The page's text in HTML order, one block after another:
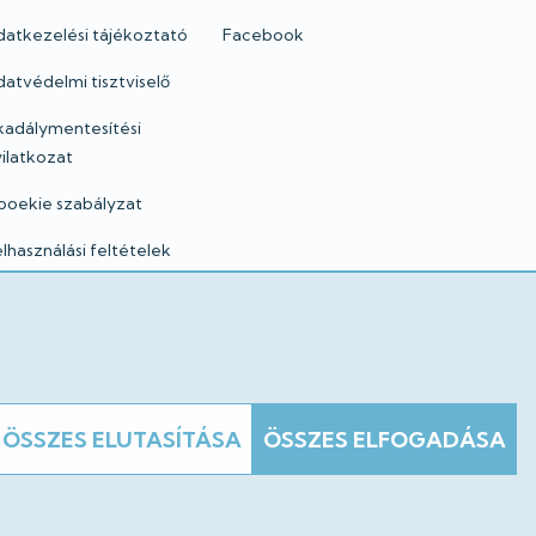
ÖSSZES ELUTASÍTÁSA ÖSSZES ELFOGADÁSA
tájékoztató
tisztviselő
szabályzat
feltételek
Facebook